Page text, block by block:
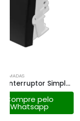
MÓDULOS TOMADAS
Compre pelo
Whatsapp